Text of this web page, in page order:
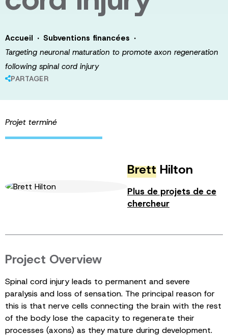
Accueil · Subventions financées ·
Targeting neuronal maturation to promote axon regeneration
following spinal cord injury
PARTAGER
Projet terminé
Brett Hilton
Plus de projets de ce
chercheur
Project Overview
Spinal cord injury leads to permanent and severe
paralysis and loss of sensation. The principal reason for
this is that nerve cells connecting the brain with the rest
of the body lose the capacity to regenerate their
processes (axons) as they mature during development.